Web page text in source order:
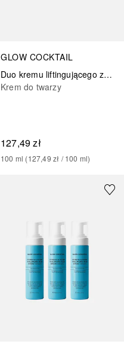
GLOW COCKTAIL
Duo kremu liftingującego z kwasem hialuronowym
Krem do twarzy
127,49 zł
100 ml (127,49 zł / 100 ml)